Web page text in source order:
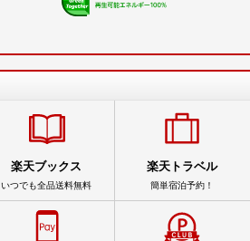
楽天ブックス
いつでも全品送料無料
楽天トラベル
簡単宿泊予約！